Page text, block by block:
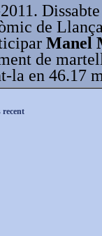
de
Manel
de
la en 46.17
recent